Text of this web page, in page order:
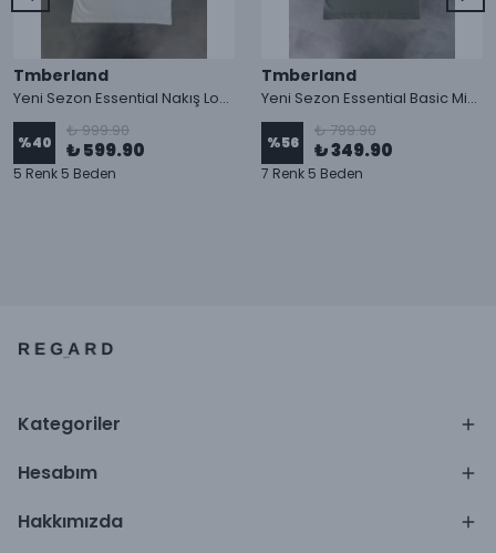
Tmberland
Yeni Sezon Essential Nakış Logo T-shirt
%40
₺ 999.90
₺ 599.90
5 Renk 5 Beden
Tmberland
Yeni Sezon Essential Basic Mini Logo T-shirt
%56
₺ 799.90
₺ 349.90
7 Renk 5 Beden
Kategoriler
Hesabım
Hakkımızda